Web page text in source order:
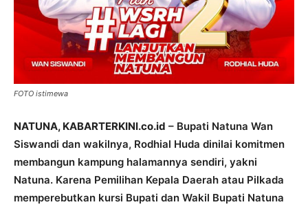
FOTO istimewa
NATUNA, KABARTERKINI.co.id – Bupati Natuna Wan
Siswandi dan wakilnya, Rodhial Huda dinilai komitmen
membangun kampung halamannya sendiri, yakni
Natuna. Karena Pemilihan Kepala Daerah atau Pilkada
memperebutkan kursi Bupati dan Wakil Bupati Natuna